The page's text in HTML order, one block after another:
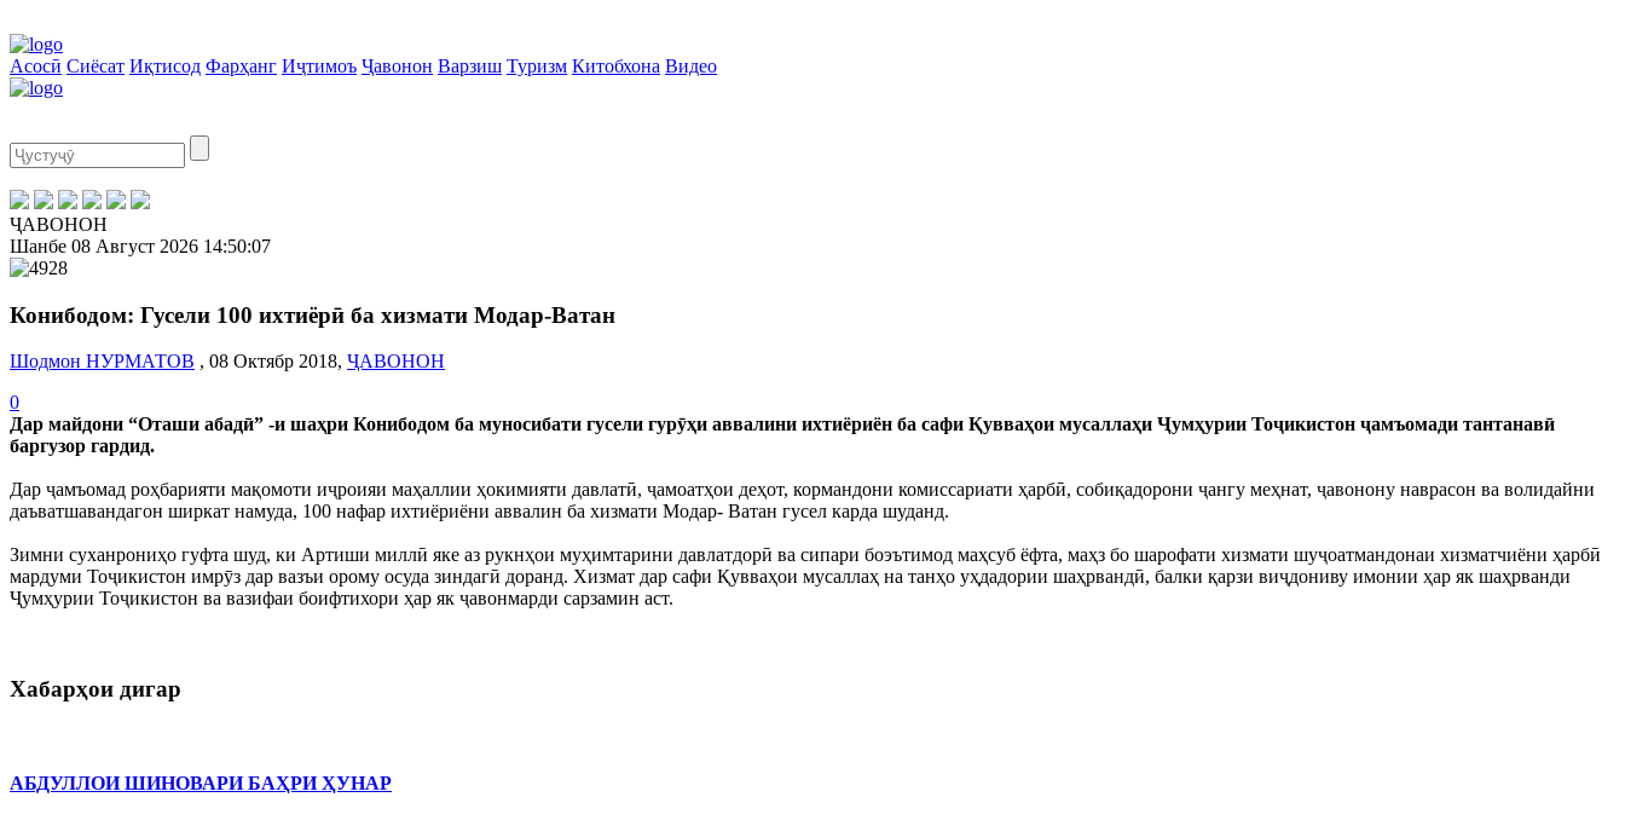
Асосӣ Сиёсат Иқтисод Фарҳанг Иҷтимоъ Ҷавонон Варзиш Туризм Китобхона Видео
ҶАВОНОН
Шанбе 08 Август 2026 14:50:07
Конибодом: Гусели 100 ихтиёрӣ ба хизмати Модар-Ватан
Шодмон НУРМАТОВ , 08 Октябр 2018, ҶАВОНОН
0
Дар майдони “Оташи абадӣ” -и шаҳри Конибодом ба муносибати гусели гурӯҳи аввалини ихтиёриён ба сафи Қувваҳои мусаллаҳи Ҷумҳурии Тоҷикистон ҷамъомади тантанавӣ
баргузор гардид.
Дар ҷамъомад роҳбарияти мақомоти иҷроияи маҳаллии ҳокимияти давлатӣ, ҷамоатҳои деҳот, кормандони комиссариати ҳарбӣ, собиқадорони ҷангу меҳнат, ҷавонону наврасон ва волидайни
даъватшавандагон ширкат намуда, 100 нафар ихтиёриёни аввалин ба хизмати Модар- Ватан гусел карда шуданд.
Зимни суханрониҳо гуфта шуд, ки Артиши миллӣ яке аз рукнҳои муҳимтарини давлатдорӣ ва сипари боэътимод маҳсуб ёфта, маҳз бо шарофати хизмати шуҷоатмандонаи хизматчиёни ҳарбӣ
мардуми Тоҷикистон имрӯз дар вазъи орому осуда зиндагӣ доранд. Хизмат дар сафи Қувваҳои мусаллаҳ на танҳо уҳдадории шаҳрвандӣ, балки қарзи виҷдониву имонии ҳар як шаҳрванди
Ҷумҳурии Тоҷикистон ва вазифаи боифтихори ҳар як ҷавонмарди сарзамин аст.
Хабарҳои дигар
АБДУЛЛОИ ШИНОВАРИ БАҲРИ ҲУНАР